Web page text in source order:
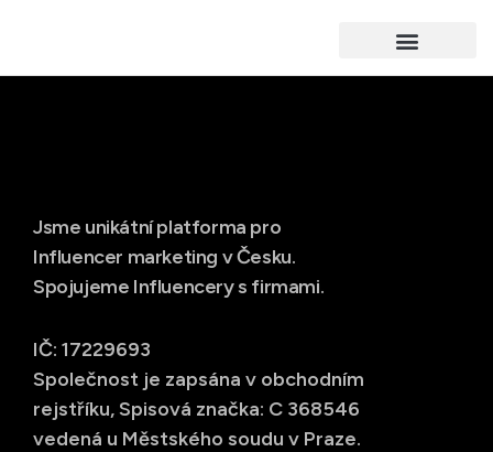
Jsme unikátní platforma pro
Influencer marketing v Česku.
Spojujeme Influencery s firmami.
IČ: 17229693
Společnost je zapsána v obchodním
rejstříku, Spisová značka: C 368546
vedená u Městského soudu v Praze.